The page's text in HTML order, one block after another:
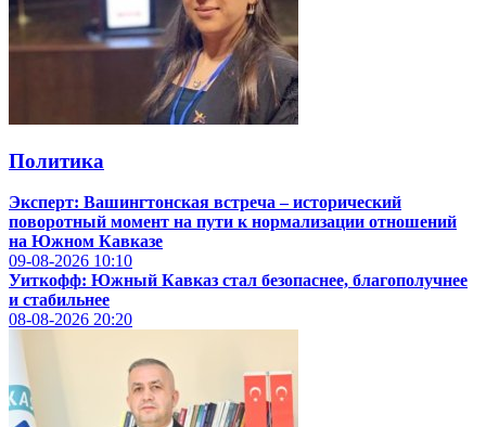
Политика
Эксперт: Вашингтонская встреча – исторический
поворотный момент на пути к нормализации отношений
на Южном Кавказе
09-08-2026 10:10
Уиткофф: Южный Кавказ стал безопаснее, благополучнее
и стабильнее
08-08-2026 20:20